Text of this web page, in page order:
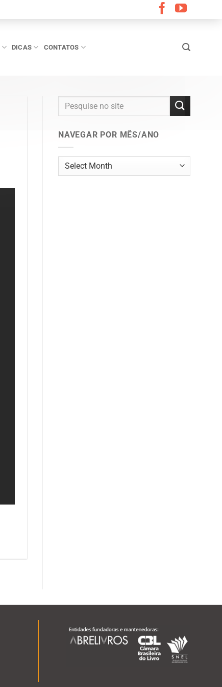
DICAS CONTATOS
NAVEGAR POR MÊS/ANO
Navegar
por